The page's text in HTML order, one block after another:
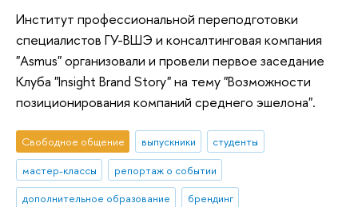
Институт профессиональной переподготовки
специалистов ГУ-ВШЭ и консалтинговая компания
"Asmus" организовали и провели первое заседание
Клуба "Insight Brand Story" на тему "Возможности
позиционирования компаний среднего эшелона".
Свободное общение выпускники
студенты
мастер-классы
репортаж о событии
дополнительное образование
брендинг